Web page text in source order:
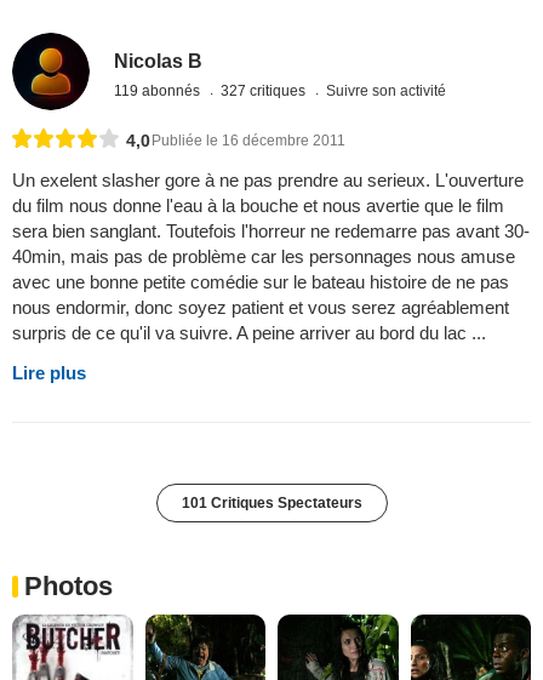
Nicolas B
119 abonnés 327 critiques Suivre son activité
4,0 Publiée le 16 décembre 2011
Un exelent slasher gore à ne pas prendre au serieux. L'ouverture
du film nous donne l'eau à la bouche et nous avertie que le film
sera bien sanglant. Toutefois l'horreur ne redemarre pas avant 30-
40min, mais pas de problème car les personnages nous amuse
avec une bonne petite comédie sur le bateau histoire de ne pas
nous endormir, donc soyez patient et vous serez agréablement
surpris de ce qu'il va suivre. A peine arriver au bord du lac ...
Lire plus
101 Critiques Spectateurs
Photos